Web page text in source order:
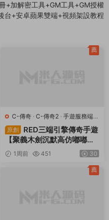
+加解密工具+GM工具+GM授權
台+安卓蘋果雙端+視頻架設教程
C-傳奇 · C-傳奇2 · 手遊服務端·
端遊服務端
原創
RED三端引擎傳奇手遊
【聚義木劍沉默高仿嘟嘟沉
默】Win一鍵服務端+安卓蘋
果PC三端+視頻架設教程
1周前 451 30
薦
薦